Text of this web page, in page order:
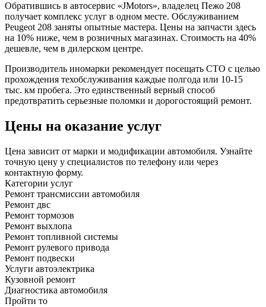
Обратившись в автосервис «JMotors», владелец Пежо 208
получает комплекс услуг в одном месте. Обслуживанием
Peugeot 208 заняты опытные мастера. Цены на запчасти здесь
на 10% ниже, чем в розничных магазинах. Стоимость на 40%
дешевле, чем в дилерском центре.
Производитель иномарки рекомендует посещать СТО с целью
прохождения техобслуживания каждые полгода или 10-15
тыс. км пробега. Это единственный верный способ
предотвратить серьезные поломки и дорогостоящий ремонт.
Цены на оказание услуг
Цена зависит от марки и модификации автомобиля. Узнайте
точную цену у специалистов по телефону или через
контактную форму.
Категории услуг
Ремонт трансмиссии автомобиля
Ремонт двс
Ремонт тормозов
Ремонт выхлопа
Ремонт топливной системы
Ремонт рулевого привода
Ремонт подвески
Услуги автоэлектрика
Кузовной ремонт
Диагностика автомобиля
Пройти то